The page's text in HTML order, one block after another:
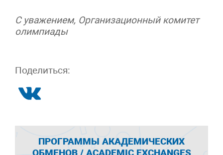
С уважением, Организационный комитет
олимпиады
Поделиться:
ПРОГРАММЫ АКАДЕМИЧЕСКИХ
ОБМЕНОВ / ACADEMIC EXCHANGES